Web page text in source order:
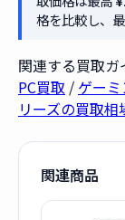
格を比較し、
関連する買取ガ
PC買取 / ゲー
リーズの買取相
関連商品